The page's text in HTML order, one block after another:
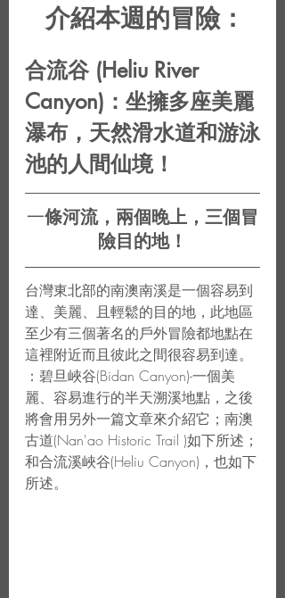
介紹本週的冒險：
合流谷 (Heliu River
Canyon)：坐擁多座美麗
瀑布，天然滑水道和游泳
池的人間仙境！
一條河流，兩個晚上，三個冒
險目的地！
台灣東北部的南澳南溪是一個容易到
達、美麗、且輕鬆的目的地，此地區
至少有三個著名的戶外冒險都地點在
這裡附近而且彼此之間很容易到達。
：碧旦峽谷(Bidan Canyon)-一個美
麗、容易進行的半天溯溪地點，之後
將會用另外一篇文章來介紹它；南澳
古道(Nan'ao Historic Trail )如下所述；
和合流溪峽谷(Heliu Canyon)，也如下
所述。